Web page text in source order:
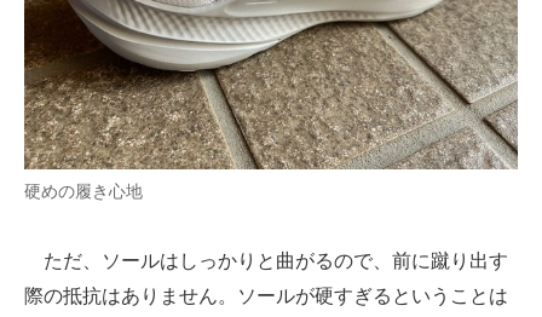
硬めの履き心地
ただ、ソールはしっかりと曲がるので、前に蹴り出す
際の抵抗はありません。ソールが硬すぎるということは